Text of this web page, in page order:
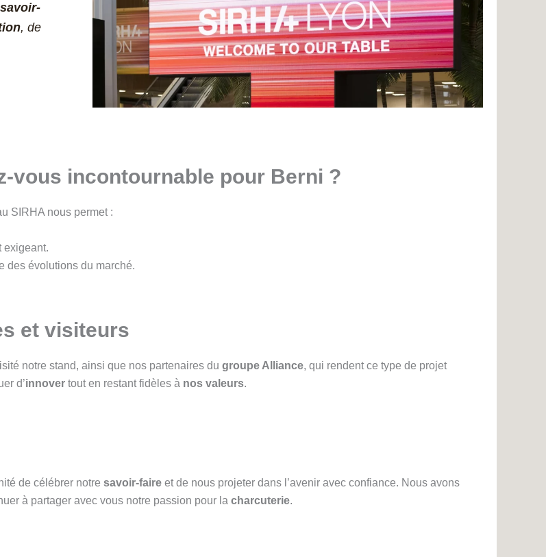
savoir-
, de
vous incontournable pour Berni ?
SIRHA nous permet :
exigeant.
des évolutions du marché.
et visiteurs
notre stand, ainsi que nos partenaires du groupe Alliance, qui rendent ce type de projet
d’innover tout en restant fidèles à nos valeurs.
de célébrer notre savoir-faire et de nous projeter dans l’avenir avec confiance. Nous avons
à partager avec vous notre passion pour la charcuterie.